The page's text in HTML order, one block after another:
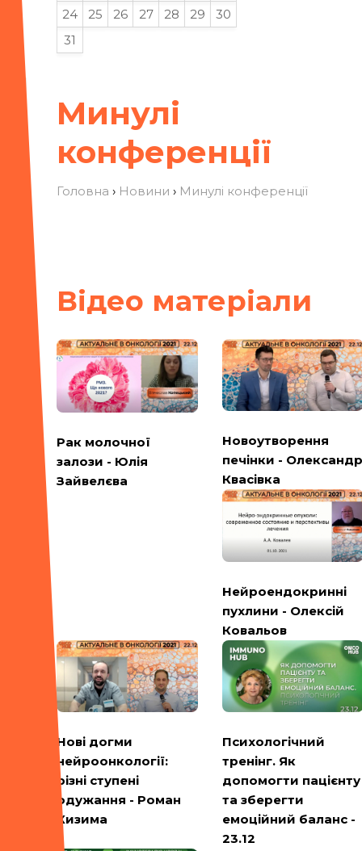
Минулі
конференції
Головна › Новини › Минулі конференції
Вiдео матерiали
Рак молочної
залози - Юлія
Зайвелєва
Новоутворення
печінки - Олександр
Квасівка
Нейроендокринні
пухлини - Олексій
Ковальов
Нові догми
нейроонкології:
різні ступені
одужання - Роман
Кизима
Психологічний
тренінг. Як
допомогти пацієнту
та зберегти
емоційний баланс -
23.12
24
25 26 27 28 29
30
31